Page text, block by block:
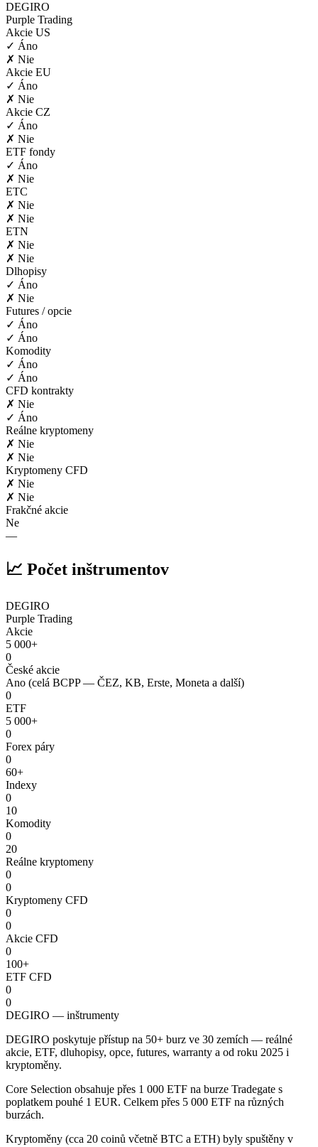
DEGIRO
Purple Trading
Akcie US
✓ Áno
✗ Nie
Akcie EU
✓ Áno
✗ Nie
Akcie CZ
✓ Áno
✗ Nie
ETF fondy
✓ Áno
✗ Nie
ETC
✗ Nie
✗ Nie
ETN
✗ Nie
✗ Nie
Dlhopisy
✓ Áno
✗ Nie
Futures / opcie
✓ Áno
✓ Áno
Komodity
✓ Áno
✓ Áno
CFD kontrakty
✗ Nie
✓ Áno
Reálne kryptomeny
✗ Nie
✗ Nie
Kryptomeny CFD
✗ Nie
✗ Nie
Frakčné akcie
Ne
—
📈 Počet inštrumentov
DEGIRO
Purple Trading
Akcie
5 000+
0
České akcie
Ano (celá BCPP — ČEZ, KB, Erste, Moneta a další)
0
ETF
5 000+
0
Forex páry
0
60+
Indexy
0
10
Komodity
0
20
Reálne kryptomeny
0
0
Kryptomeny CFD
0
0
Akcie CFD
0
100+
ETF CFD
0
0
DEGIRO — inštrumenty
DEGIRO poskytuje přístup na 50+ burz ve 30 zemích — reálné
akcie, ETF, dluhopisy, opce, futures, warranty a od roku 2025 i
kryptoměny.
Core Selection obsahuje přes 1 000 ETF na burze Tradegate s
poplatkem pouhé 1 EUR. Celkem přes 5 000 ETF na různých
burzách.
Kryptoměny (cca 20 coinů včetně BTC a ETH) byly spuštěny v